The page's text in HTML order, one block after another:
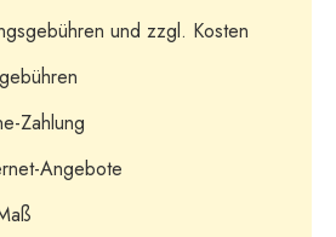
und zzgl. Kosten
Zahlung
Angebote